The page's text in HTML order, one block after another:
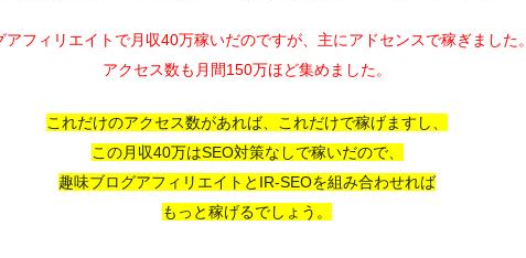
アフィリエイトで月収40万稼いだのですが、主にアドセンスで稼ぎました。
アクセス数も月間150万ほど集めました。
これだけのアクセス数があれば、これだけで稼げますし、
この月収40万はSEO対策なしで稼いだので、
趣味ブログアフィリエイトとIR-SEOを組み合わせれば
もっと稼げるでしょう。